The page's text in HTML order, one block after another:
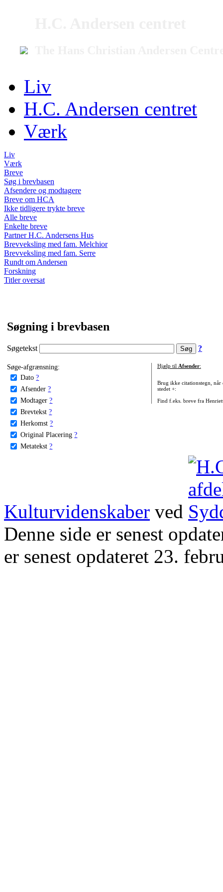
Liv
H.C. Andersen centret
Værk
Liv
Værk
Breve
Søg i brevbasen
Afsendere og modtagere
Breve om HCA
Ikke tidligere trykte breve
Alle breve
Enkelte breve
Partner H.C. Andersens Hus
Brevveksling med fam. Melchior
Brevveksling med fam. Serre
Rundt om Andersen
Forskning
Titler oversat
Søgning i brevbasen
Søgetekst ?
Søge-afgrænsning:
Dato ?
Afsender ?
Modtager ?
Brevtekst ?
Herkomst ?
Original Placering ?
Metatekst ?
Hjælp til Afsender:
Brug ikke citationstegn, når
stedet +:
Find f.eks. breve fra
Kulturvidenskaber ved
Denne side er senest
er senest opdateret 23.